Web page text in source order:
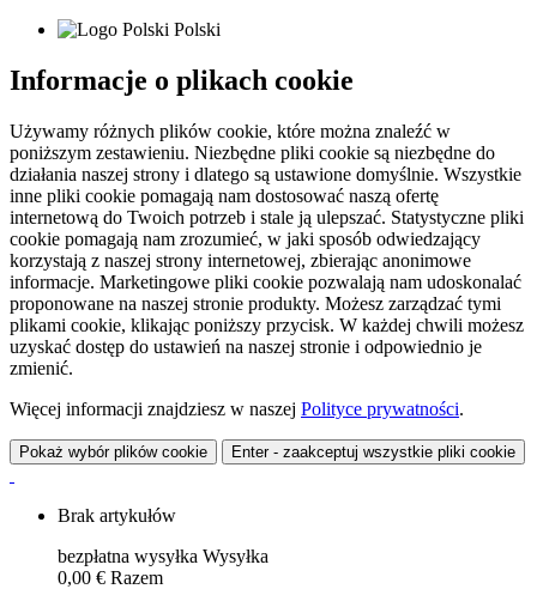
Polski
Informacje o plikach cookie
Używamy różnych plików cookie, które można znaleźć w
poniższym zestawieniu. Niezbędne pliki cookie są niezbędne do
działania naszej strony i dlatego są ustawione domyślnie. Wszystkie
inne pliki cookie pomagają nam dostosować naszą ofertę
internetową do Twoich potrzeb i stale ją ulepszać. Statystyczne pliki
cookie pomagają nam zrozumieć, w jaki sposób odwiedzający
korzystają z naszej strony internetowej, zbierając anonimowe
informacje. Marketingowe pliki cookie pozwalają nam udoskonalać
proponowane na naszej stronie produkty. Możesz zarządzać tymi
plikami cookie, klikając poniższy przycisk. W każdej chwili możesz
uzyskać dostęp do ustawień na naszej stronie i odpowiednio je
zmienić.
Więcej informacji znajdziesz w naszej Polityce prywatności.
Pokaż wybór plików cookie Enter - zaakceptuj wszystkie pliki cookie
Brak artykułów
bezpłatna wysyłka Wysyłka
0,00 € Razem